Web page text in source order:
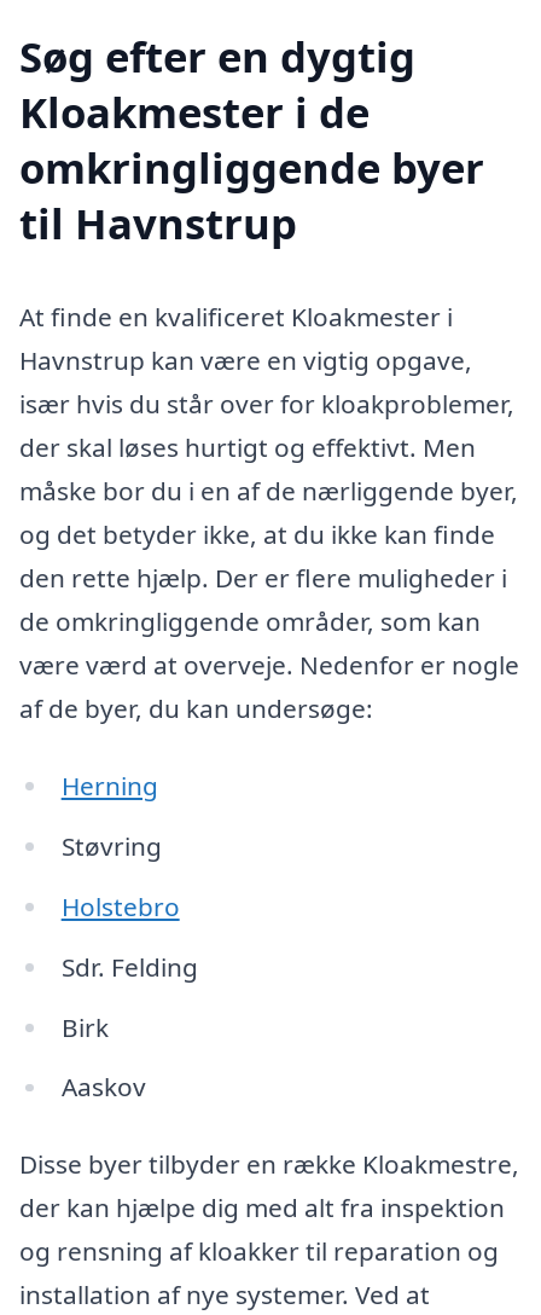
Søg efter en dygtig
Kloakmester i de
omkringliggende byer
til Havnstrup
At finde en kvalificeret Kloakmester i
Havnstrup kan være en vigtig opgave,
især hvis du står over for kloakproblemer,
der skal løses hurtigt og effektivt. Men
måske bor du i en af de nærliggende byer,
og det betyder ikke, at du ikke kan finde
den rette hjælp. Der er flere muligheder i
de omkringliggende områder, som kan
være værd at overveje. Nedenfor er nogle
af de byer, du kan undersøge:
Herning
Støvring
Holstebro
Sdr. Felding
Birk
Aaskov
Disse byer tilbyder en række Kloakmestre,
der kan hjælpe dig med alt fra inspektion
og rensning af kloakker til reparation og
installation af nye systemer. Ved at